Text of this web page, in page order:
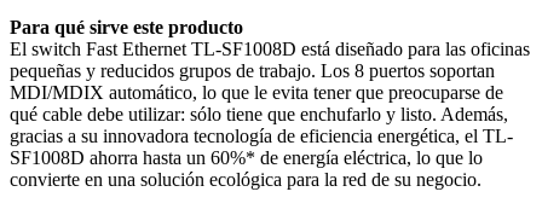
Para qué sirve este producto
El switch Fast Ethernet TL-SF1008D está diseñado para las oficinas
pequeñas y reducidos grupos de trabajo. Los 8 puertos soportan
MDI/MDIX automático, lo que le evita tener que preocuparse de
qué cable debe utilizar: sólo tiene que enchufarlo y listo. Además,
gracias a su innovadora tecnología de eficiencia energética, el TL-
SF1008D ahorra hasta un 60%* de energía eléctrica, lo que lo
convierte en una solución ecológica para la red de su negocio.